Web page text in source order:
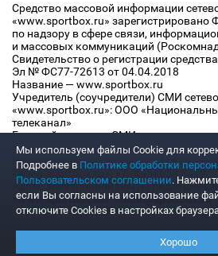
Средство массовой информации
«www.sportbox.ru» зарегистрировано
по надзору в сфере связи,
и массовых коммуникаций
Свидетельство о регистрации
Эл № ФС77-72613 от 04.04.2018
Название — www.sportbox.ru
Учредитель (соучредители) СМИ
«www.sportbox.ru»: ООО
телеканал»
Главный редактор СМИ сетевого
Конов В.А.
Номер телефона редакции СМИ
«www.sportbox.ru»: +7 (495) 653 8419
Адрес электронной почты редакции
«www.sportbox.ru»: editor@sportbox.ru
Мы используем файлы Сookie для
Подробнее в Политике обработки
Пользовательском соглашении.
если Вы согласны на использование
отключите Cookies в настройках
Хорошо